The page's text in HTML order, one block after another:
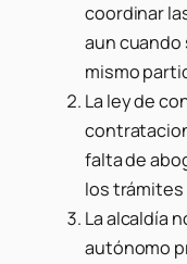
coordinar
aun
mismo
La ley de
falta de
los trámites
La alcaldía
autónomo